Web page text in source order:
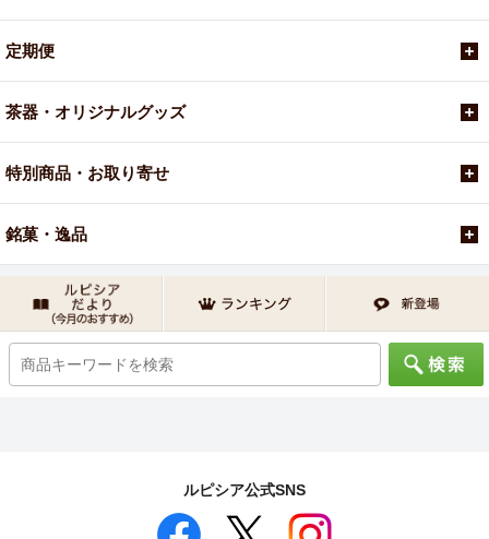
定期便
茶器・オリジナルグッズ
特別商品・お取り寄せ
銘菓・逸品
ルピシア公式SNS